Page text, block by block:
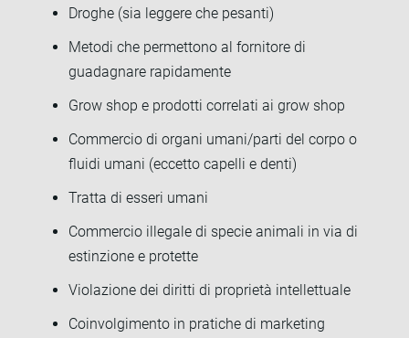
Droghe (sia leggere che pesanti)
Metodi che permettono al fornitore di
guadagnare rapidamente
Grow shop e prodotti correlati ai grow shop
Commercio di organi umani/parti del corpo o
fluidi umani (eccetto capelli e denti)
Tratta di esseri umani
Commercio illegale di specie animali in via di
estinzione e protette
Violazione dei diritti di proprietà intellettuale
Coinvolgimento in pratiche di marketing